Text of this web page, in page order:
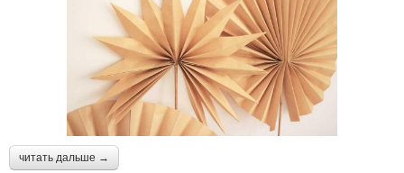
читать дальше →